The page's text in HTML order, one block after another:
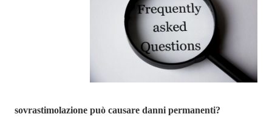
sovrastimolazione può causare danni permanenti?